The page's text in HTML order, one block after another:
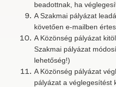
beadottnak, ha
A Szakmai pályázat
követően e-mailben
A Közönség pályázat
Szakmai pályázat
lehetőség!)
A Közönség pályázat
pályázat a véglegesítést